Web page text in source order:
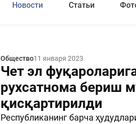
Новости Статьи
Общество11 января 2023
Чет эл
рухсатнома бериш
қисқартирилди
Республиканинг барча